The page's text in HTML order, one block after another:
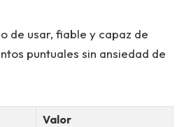
de usar, fiable y capaz de
puntuales sin ansiedad de
Valor